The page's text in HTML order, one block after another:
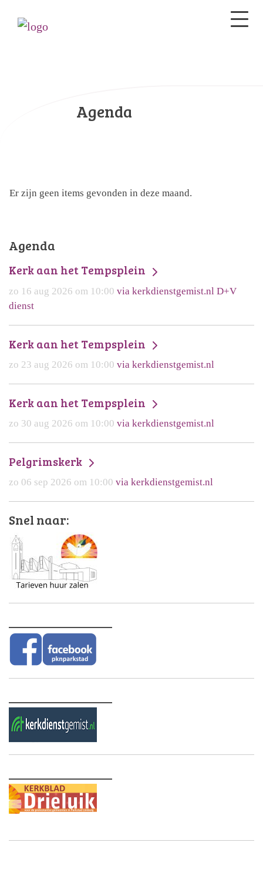
Agenda
Er zijn geen items gevonden in deze maand.
Agenda
Kerk aan het Tempsplein
zo 16 aug 2026 om 10:00 via kerkdienstgemist.nl D+V
dienst
Kerk aan het Tempsplein
zo 23 aug 2026 om 10:00 via kerkdienstgemist.nl
Kerk aan het Tempsplein
zo 30 aug 2026 om 10:00 via kerkdienstgemist.nl
Pelgrimskerk
zo 06 sep 2026 om 10:00 via kerkdienstgemist.nl
Snel naar: